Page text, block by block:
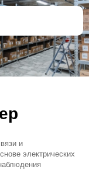
и
электрических